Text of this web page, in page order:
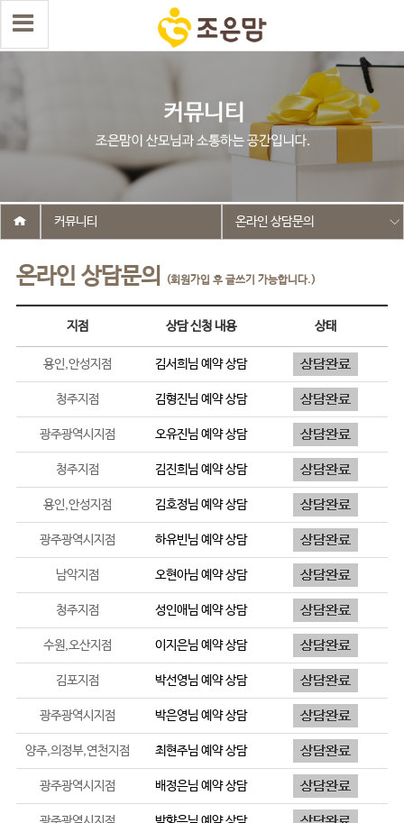
온라인 상담문의 (회원가입 후 글쓰기 가능합니다.)
커뮤니티 온라인 상담문의
지점 상담 신청 내용 상태
용인,안성지점 김서희님 예약 상담
청주지점 김형진님 예약 상담
광주광역시지점 오유진님 예약 상담
청주지점 김진희님 예약 상담
용인,안성지점 김호정님 예약 상담
광주광역시지점 하유빈님 예약 상담
남악지점 오현아님 예약 상담
청주지점 성인애님 예약 상담
수원,오산지점 이지은님 예약 상담
김포지점 박선영님 예약 상담
광주광역시지점 박은영님 예약 상담
양주,의정부,연천지점 최현주님 예약 상담
광주광역시지점 배정은님 예약 상담